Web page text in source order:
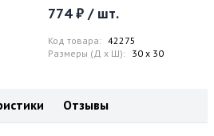
774 ₽ / шт.
Код товара: 42275
Размеры (Д x Ш): 30 x 30
Отзывы